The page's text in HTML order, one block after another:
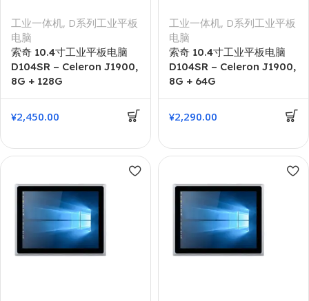
工业一体机, D系列工业平板
电脑
索奇 10.4寸工业平板电脑
D104SR – Celeron J1900,
8G + 128G
¥2,450.00
工业一体机, D系列工业平板
电脑
索奇 10.4寸工业平板电脑
D104SR – Celeron J1900,
8G + 64G
¥2,290.00